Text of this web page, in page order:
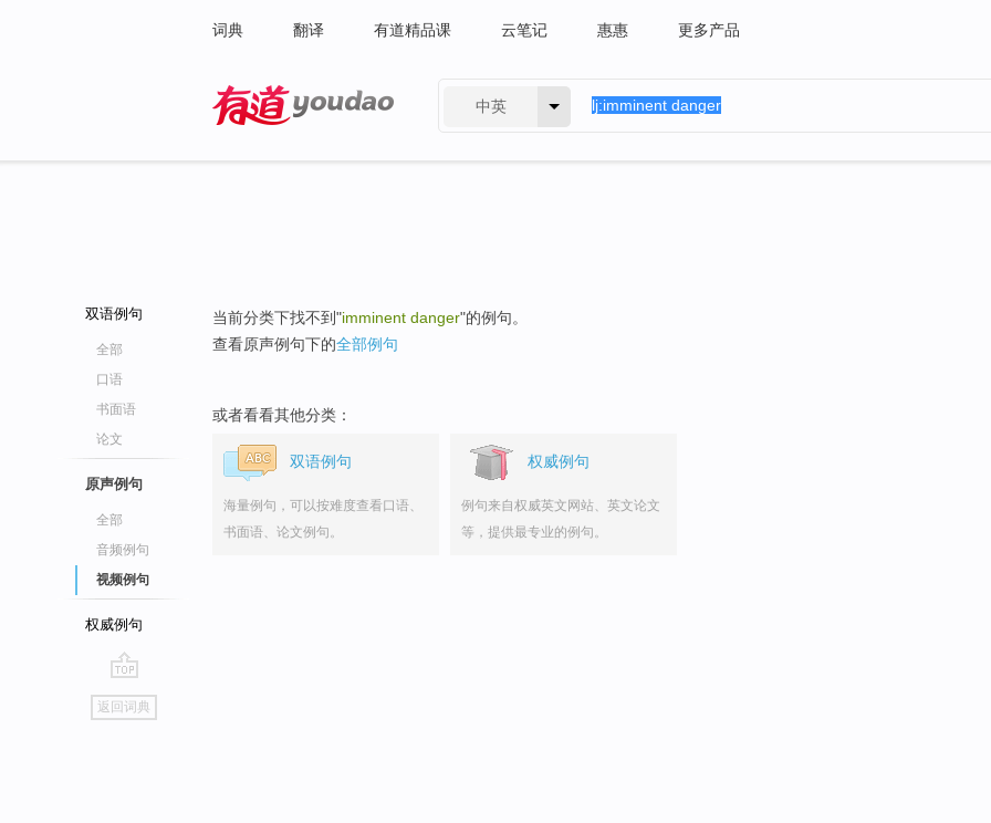
词典 翻译 有道精品课 云笔记 惠惠 更多产品
中英
双语例句
全部
口语
书面语
论文
原声例句
全部
音频例句
视频例句
权威例句
go
top
返回词典
当前分类下找不到"imminent danger"的例句。
查看原声例句下的全部例句
或者看看其他分类：
双语例句
海量例句，可以按难度查看口语、
书面语、论文例句。
权威例句
例句来自权威英文网站、英文论文
等，提供最专业的例句。